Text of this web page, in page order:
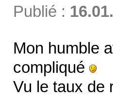
Publié :
Mon humble
compliqué
Vu le taux de